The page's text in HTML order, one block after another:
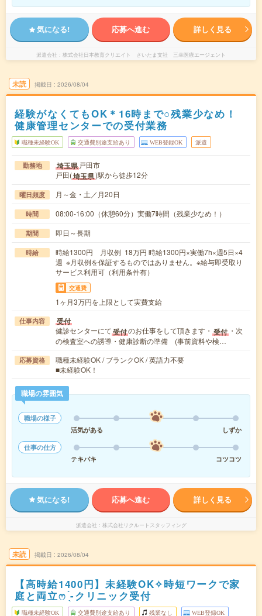
気になる! 応募へ進む 詳しく見る
派遣会社 株式会社日本教育クリエイト さいたま支社 三幸医療エージェント
未読 掲載日 2026/08/04
経験がなくてもOK＊16時まで○残業少なめ！
健康管理センターでの受付業務
職種未経験OK 交通費別途支給あり WEB登録OK 派遣
勤務地 埼玉県 戸田市
戸田(埼玉県)駅から徒歩12分
曜日頻度 月～金・土／月20日
時間 08:00-16:00（休憩60分）実働7時間（残業少なめ！）
期間 即日～長期
時給
時給1300円 月収例 18万円 時給1300円×実働7h×週5日×4
週 ※月収例を保証するものではありません。※給与即受取り
サービス利用可（利用条件有）
交通費
1ヶ月3万円を上限として実費支給
仕事内容 受付
健診センターにて受付のお仕事をして頂きます・ 受付 ・次
の検査室への誘導・健康診断の準備 (事前資料や検…
応募資格
職種未経験OK / ブランクOK / 英語力不要
■未経験OK！
職場の雰囲気
職場の様子
活気がある
しずか
仕事の仕方
テキパキ
コツコツ
気になる! 応募へ進む 詳しく見る
派遣会社 株式会社リクルートスタッフィング
未読 掲載日 2026/08/04
【高時給1400円】未経験OK✧時短ワークで家
庭と両立ෆ ̖́-クリニック受付
職種未経験OK 交通費別途支給あり 残業なし WEB登録OK